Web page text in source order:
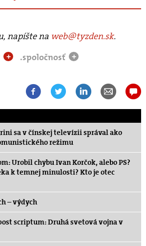
napíšte na web@tyzden.sk.
+ .spoločnosť +
sa v čínskej televízii správal ako
režimu
Urobil chybu Ivan Korčok, alebo PS?
k temnej minulosti? Kto je otec
– výdych
scriptum: Druhá svetová vojna v